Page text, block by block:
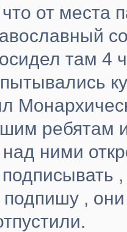
от места
там 4
ребятам
над ними
подпишу , они